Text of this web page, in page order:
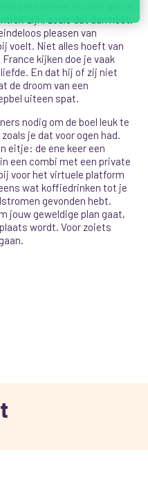
pleasen van
voelt. Niet alles hoeft van
kijken doe je vaak
En dat hij of zij niet
de droom van een
uiteen spat.
nodig om de boel leuk te
je dat voor ogen had.
eitje: de ene keer een
een combi met een private
voor het virtuele platform
wat koffiedrinken tot je
gevonden hebt.
jouw geweldige plan gaat,
wordt. Voor zoiets